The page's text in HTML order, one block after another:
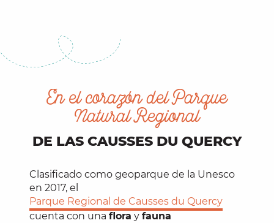
En el corazón del Parque
Natural Regional
DE LAS CAUSSES DU QUERCY
Clasificado como geoparque de la Unesco
en 2017, el
Parque Regional de Causses du Quercy
cuenta con una flora y fauna